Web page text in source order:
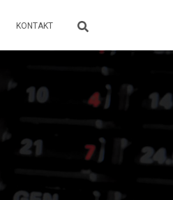
KONTAKT